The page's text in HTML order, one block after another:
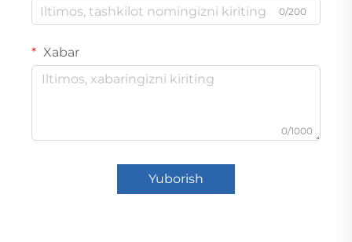
0/200
Xabar
0/1000
Yuborish